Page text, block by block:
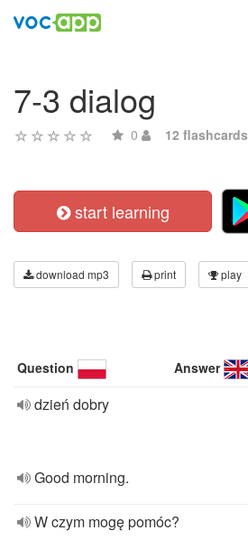
7-3 dialog
0 12 flashcards
start learning
download mp3 print play
Question Answer
dzień dobry
Good morning.
W czym mogę pomóc?